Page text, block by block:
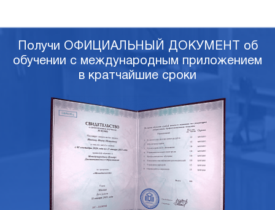
Получи ОФИЦИАЛЬНЫЙ ДОКУМЕНТ об
обучении с международным приложением
в кратчайшие сроки